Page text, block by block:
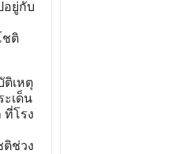
อยู่กับ
ชติ
เหตุ
เด็น
ที่โรง
ติช่วง